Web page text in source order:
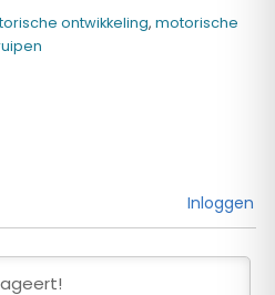
ontwikkeling, motorische
Inloggen